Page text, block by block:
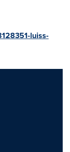
luiss-